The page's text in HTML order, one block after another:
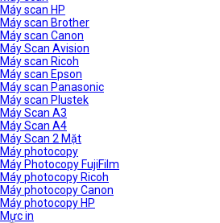
Máy scan HP
Máy scan Brother
Máy scan Canon
Máy Scan Avision
Máy scan Ricoh
Máy scan Epson
Máy scan Panasonic
Máy scan Plustek
Máy Scan A3
Máy Scan A4
Máy Scan 2 Mặt
Máy photocopy
Máy Photocopy FujiFilm
Máy photocopy Ricoh
Máy photocopy Canon
Máy photocopy HP
Mực in